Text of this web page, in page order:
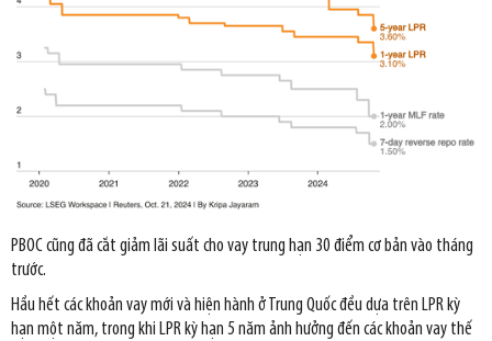
PBOC cũng đã cắt giảm lãi suất cho vay trung hạn 30 điểm cơ bản vào tháng
trước.
Hầu hết các khoản vay mới và hiện hành ở Trung Quốc đều dựa trên LPR kỳ
hạn một năm, trong khi LPR kỳ hạn 5 năm ảnh hưởng đến các khoản vay thế